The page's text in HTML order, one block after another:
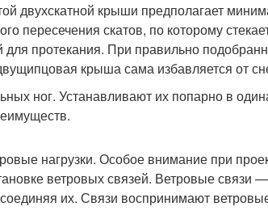
двухскатной крыши предполагает
пересечения скатов, по которому
протекания. При правильно
крыша сама избавляется от
ног. Устанавливают их попарно в
нагрузки. Особое внимание при
ветровых связей. Ветровые связи
их. Связи воспринимают